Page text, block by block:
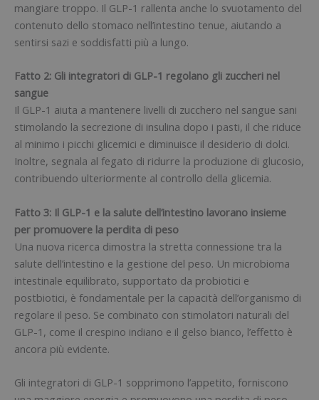
mangiare troppo. Il GLP-1 rallenta anche lo svuotamento del
contenuto dello stomaco nell’intestino tenue, aiutando a
sentirsi sazi e soddisfatti più a lungo.
Fatto 2: Gli integratori di GLP-1 regolano gli zuccheri nel
sangue
Il GLP-1 aiuta a mantenere livelli di zucchero nel sangue sani
stimolando la secrezione di insulina dopo i pasti, il che riduce
al minimo i picchi glicemici e diminuisce il desiderio di dolci.
Inoltre, segnala al fegato di ridurre la produzione di glucosio,
contribuendo ulteriormente al controllo della glicemia.
Fatto 3: Il GLP-1 e la salute dell’intestino lavorano insieme
per promuovere la perdita di peso
Una nuova ricerca dimostra la stretta connessione tra la
salute dell’intestino e la gestione del peso. Un microbioma
intestinale equilibrato, supportato da probiotici e
postbiotici, è fondamentale per la capacità dell’organismo di
regolare il peso. Se combinato con stimolatori naturali del
GLP-1, come il crespino indiano e il gelso bianco, l’effetto è
ancora più evidente.
Gli integratori di GLP-1 sopprimono l’appetito, forniscono